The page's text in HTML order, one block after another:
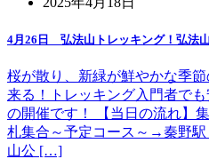
4月26日 弘法山トレッキング！弘法
桜が散り、新緑が鮮やかな季
来る！トレッキング入門者で
の開催です！ 【当日の流れ】
札集合～予定コース～→秦野
山公 […]